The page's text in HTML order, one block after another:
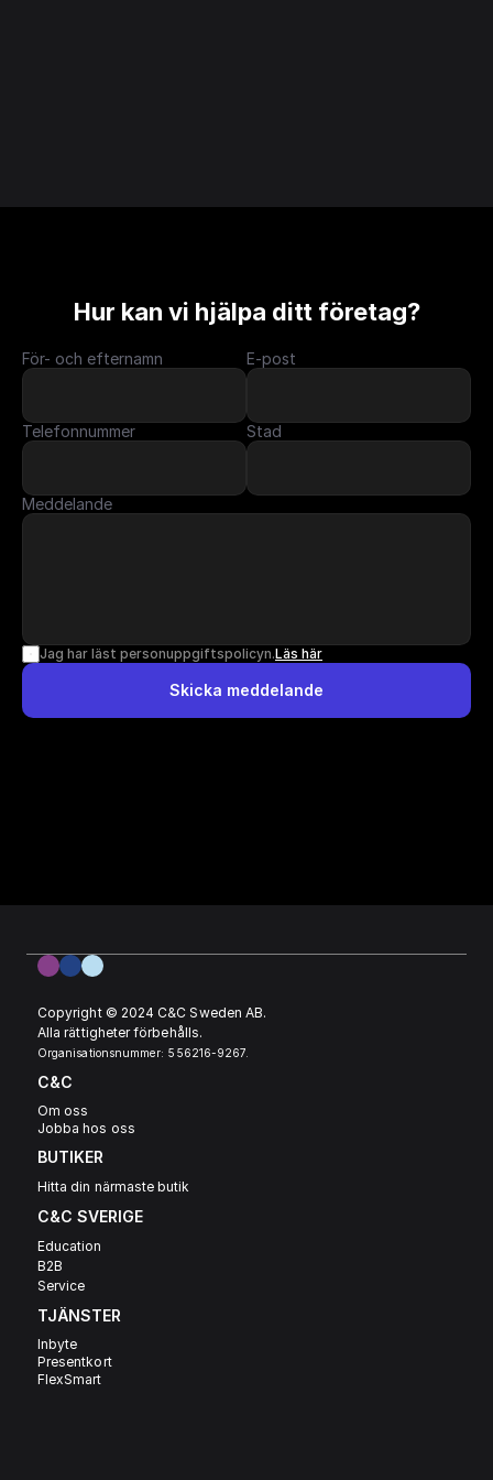
Hur kan vi hjälpa ditt företag?
För- och efternamn E-post
Telefonnummer Stad
Meddelande
Jag har läst personuppgiftspolicyn.Läs här
Skicka meddelande
Copyright © 2024 C&C Sweden AB.
Alla rättigheter förbehålls.
Organisationsnummer: 556216-9267.
C&C
Om oss
Jobba hos oss
BUTIKER
Hitta din närmaste butik
C&C SVERIGE
Education
B2B
Service
TJÄNSTER
Inbyte
Presentkort
FlexSmart